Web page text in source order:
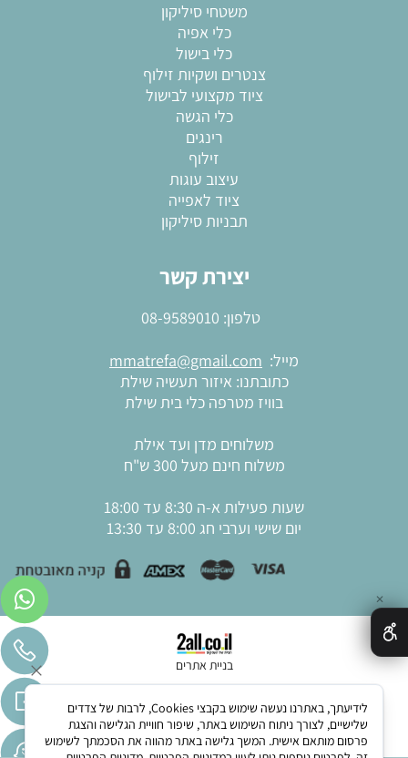
משטחי סיליקון
כלי אפיה
כלי בישול
צנטרים ושקיות זילוף
ציוד מקצועי לבישול
כלי הגשה
רינגים
זילוף
עיצוב עוגות
ציוד לאפייה
תבניות סיליקון
יצירת קשר
טלפון: 08-9589010
מייל: mmatrefa@gmail.com
כתובתנו: איזור תעשיה שילת
בוויז מטרפה כלי בית שילת
משלוחים מדן ועד אילת
משלוח חינם מעל 300 ש"ח
שעות פעילות א-ה 8:30 עד 18:00
יום שישי וערבי חג 8:00 עד 13:30
בניית אתרים
✕
לידיעתך, באתרנו נעשה שימוש בקבצי Cookies, לרבות של צדדים
שלישיים, לצורך ניתוח השימוש באתר, שיפור חוויית הגלישה והצגת
פרסום מותאם אישית. המשך גלישה באתר מהווה את הסכמתך לשימוש